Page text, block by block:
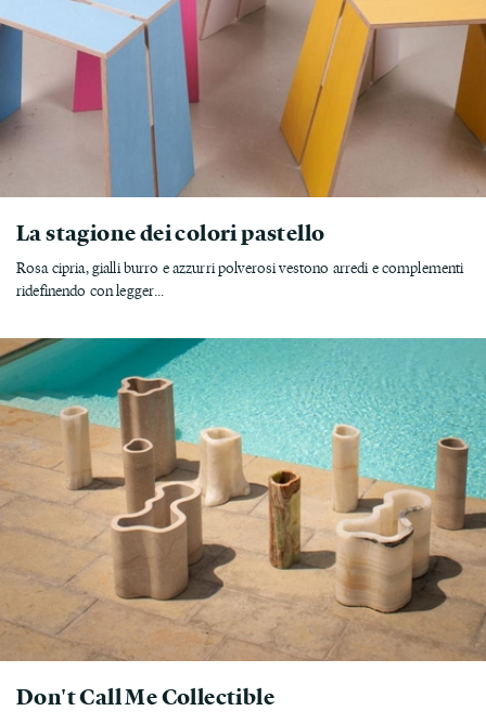
La stagione dei colori pastello
Rosa cipria, gialli burro e azzurri polverosi vestono arredi e complementi
ridefinendo con legger...
Don't Call Me Collectible